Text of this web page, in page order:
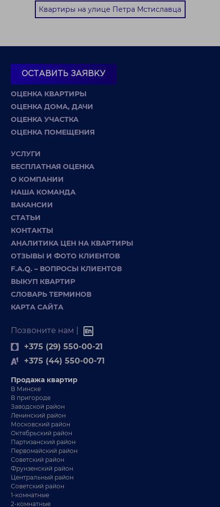
Квартиры на улице Петра Мстиславца
ОСТАВИТЬ ЗАЯВКУ
ОЦЕНКА КВАРТИРЫ
ОЦЕНКА ДОМА, ДАЧИ
ОЦЕНКА УЧАСТКА
ОЦЕНКА ПОМЕЩЕНИЯ
УСЛУГИ
БЕСПЛАТНАЯ ОЦЕНКА
О КОМПАНИИ
НАША КОМАНДА
ВАКАНСИИ
СТАТЬИ
КОНТАКТЫ
АНАЛИТИКА ЦЕН НА КВАРТИРЫ
ОТЗЫВЫ И ФОТО КЛИЕНТОВ
F.A.Q. – ВОПРОСЫ КЛИЕНТОВ
ВЫКУП КВАРТИР
СЛОВАРЬ ТЕРМИНОВ
КАРТА САЙТА
Позвоните нам |
+375 (29) 550-00-21
+375 (44) 550-00-71
Продажа квартир
В Минске
В пригороде
Заводской район
Ленинский район
Московский район
Октябрьский район
Партизанский район
Первомайский район
Советский район
Фрунзенский район
Центральный район
Советский район
1-комнатные
2-комнатные